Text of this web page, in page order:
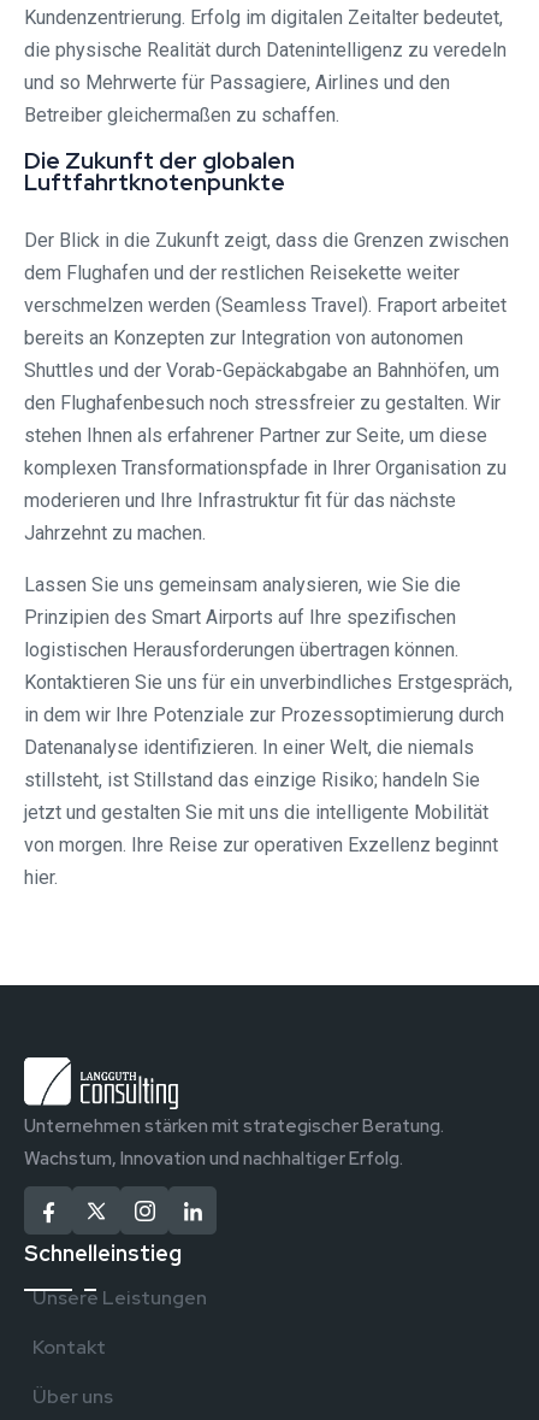
Kundenzentrierung. Erfolg im digitalen Zeitalter bedeutet,
die physische Realität durch Datenintelligenz zu veredeln
und so Mehrwerte für Passagiere, Airlines und den
Betreiber gleichermaßen zu schaffen.
Die Zukunft der globalen
Luftfahrtknotenpunkte
Der Blick in die Zukunft zeigt, dass die Grenzen zwischen
dem Flughafen und der restlichen Reisekette weiter
verschmelzen werden (Seamless Travel). Fraport arbeitet
bereits an Konzepten zur Integration von autonomen
Shuttles und der Vorab-Gepäckabgabe an Bahnhöfen, um
den Flughafenbesuch noch stressfreier zu gestalten. Wir
stehen Ihnen als erfahrener Partner zur Seite, um diese
komplexen Transformationspfade in Ihrer Organisation zu
moderieren und Ihre Infrastruktur fit für das nächste
Jahrzehnt zu machen.
Lassen Sie uns gemeinsam analysieren, wie Sie die
Prinzipien des Smart Airports auf Ihre spezifischen
logistischen Herausforderungen übertragen können.
Kontaktieren Sie uns für ein unverbindliches Erstgespräch,
in dem wir Ihre Potenziale zur Prozessoptimierung durch
Datenanalyse identifizieren. In einer Welt, die niemals
stillsteht, ist Stillstand das einzige Risiko; handeln Sie
jetzt und gestalten Sie mit uns die intelligente Mobilität
von morgen. Ihre Reise zur operativen Exzellenz beginnt
hier.
Unternehmen stärken mit strategischer Beratung.
Wachstum, Innovation und nachhaltiger Erfolg.
Schnelleinstieg
Unsere Leistungen
Kontakt
Über uns